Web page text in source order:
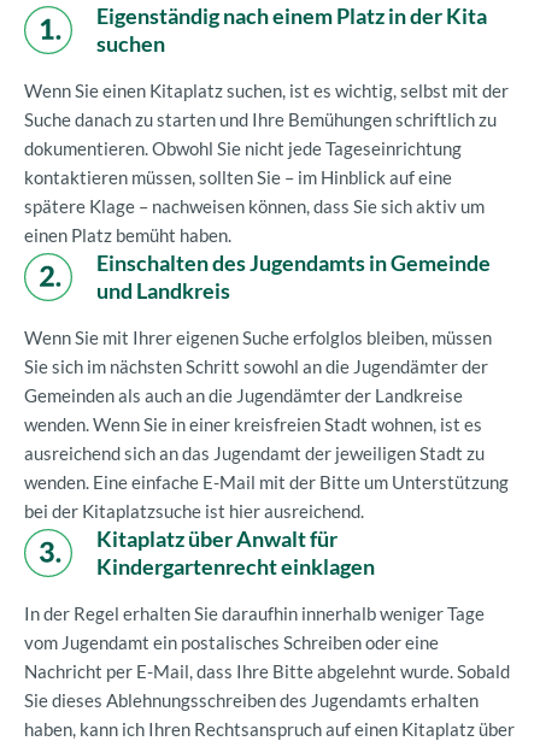
Eigenständig nach einem Platz in der Kita
suchen
Wenn Sie einen Kitaplatz suchen, ist es wichtig, selbst mit der
Suche danach zu starten und Ihre Bemühungen schriftlich zu
dokumentieren. Obwohl Sie nicht jede Tageseinrichtung
kontaktieren müssen, sollten Sie – im Hinblick auf eine
spätere Klage – nachweisen können, dass Sie sich aktiv um
einen Platz bemüht haben.
Einschalten des Jugendamts in Gemeinde
und Landkreis
Wenn Sie mit Ihrer eigenen Suche erfolglos bleiben, müssen
Sie sich im nächsten Schritt sowohl an die Jugendämter der
Gemeinden als auch an die Jugendämter der Landkreise
wenden. Wenn Sie in einer kreisfreien Stadt wohnen, ist es
ausreichend sich an das Jugendamt der jeweiligen Stadt zu
wenden. Eine einfache E-Mail mit der Bitte um Unterstützung
bei der Kitaplatzsuche ist hier ausreichend.
Kitaplatz über Anwalt für
Kindergartenrecht einklagen
In der Regel erhalten Sie daraufhin innerhalb weniger Tage
vom Jugendamt ein postalisches Schreiben oder eine
Nachricht per E-Mail, dass Ihre Bitte abgelehnt wurde. Sobald
Sie dieses Ablehnungsschreiben des Jugendamts erhalten
haben, kann ich Ihren Rechtsanspruch auf einen Kitaplatz über